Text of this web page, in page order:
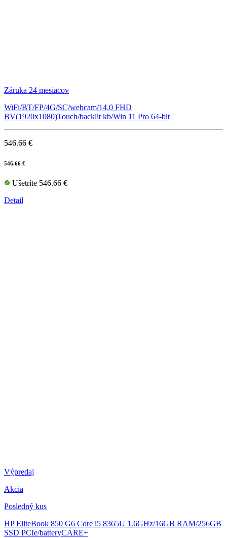
Záruka 24 mesiacov
WiFi/BT/FP/4G/SC/webcam/14.0 FHD
BV(1920x1080)Touch/backlit kb/Win 11 Pro 64-bit
546.66 €
546.66 €
Ušetríte 546.66 €
Detail
Výpredaj
Akcia
Posledný kus
HP EliteBook 850 G6 Core i5 8365U 1.6GHz/16GB RAM/256GB
SSD PCIe/batteryCARE+